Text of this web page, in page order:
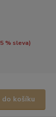
% sleva)
košíku